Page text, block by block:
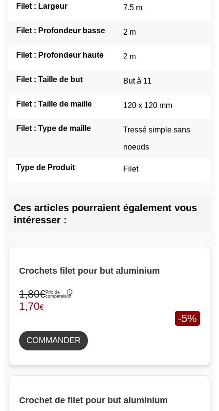
Filet : Largeur 7.5 m
Filet : Profondeur basse 2 m
Filet : Profondeur haute 2 m
Filet : Taille de but But à 11
Filet : Taille de maille 120 x 120 mm
Filet : Type de maille Tressé simple sans
noeuds
Type de Produit Filet
Ces articles pourraient également vous
intéresser :
Crochets filet pour but aluminium
1,80€Prix de
comparaison
1,70€
-5%
COMMANDER
Crochet de filet pour but aluminium